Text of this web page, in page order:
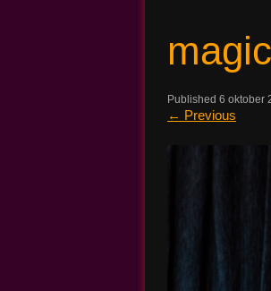
Published 6 oktober
← Previous